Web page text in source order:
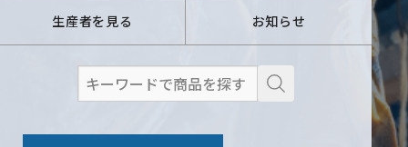
生産者を見る お知らせ
検